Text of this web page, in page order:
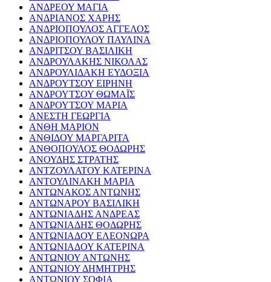
ΑΝΔΡΕΟΥ ΜΑΓΙΑ
ΑΝΔΡΙΑΝΟΣ ΧΑΡΗΣ
ΑΝΔΡΙΟΠΟΥΛΟΣ ΑΓΓΕΛΟΣ
ΑΝΔΡΙΟΠΟΥΛΟΥ ΠΑΥΛΙΝΑ
ΑΝΔΡΙΤΣΟΥ ΒΑΣΙΛΙΚΗ
ΑΝΔΡΟΥΛΑΚΗΣ ΝΙΚΟΛΑΣ
ΑΝΔΡΟΥΛΙΔΑΚΗ ΕΥΔΟΞΙΑ
ΑΝΔΡΟΥΤΣΟΥ ΕΙΡΗΝΗ
ΑΝΔΡΟΥΤΣΟΥ ΘΩΜΑΪΣ
ΑΝΔΡΟΥΤΣΟΥ ΜΑΡΙΑ
ΑΝΕΣΤΗ ΓΕΩΡΓΙΑ
ΑΝΘΗ ΜΑΡΙΟΝ
ΑΝΘΙΔΟΥ ΜΑΡΓΑΡΙΤΑ
ΑΝΘΟΠΟΥΛΟΣ ΘΟΔΩΡΗΣ
ΑΝΟΥΔΗΣ ΣΤΡΑΤΗΣ
ΑΝΤΖΟΥΛΑΤΟΥ ΚΑΤΕΡΙΝΑ
ΑΝΤΟΥΛΙΝΑΚΗ ΜΑΡΙΑ
ΑΝΤΩΝΑΚΟΣ ΑΝΤΩΝΗΣ
ΑΝΤΩΝΑΡΟΥ ΒΑΣΙΛΙΚΗ
ΑΝΤΩΝΙΑΔΗΣ ΑΝΔΡΕΑΣ
ΑΝΤΩΝΙΑΔΗΣ ΘΟΔΩΡΗΣ
ΑΝΤΩΝΙΑΔΟΥ ΕΛΕΟΝΩΡΑ
ΑΝΤΩΝΙΑΔΟΥ ΚΑΤΕΡΙΝΑ
ΑΝΤΩΝΙΟΥ ΑΝΤΩΝΗΣ
ΑΝΤΩΝΙΟΥ ΔΗΜΗΤΡΗΣ
ΑΝΤΩΝΙΟΥ ΣΟΦΙΑ